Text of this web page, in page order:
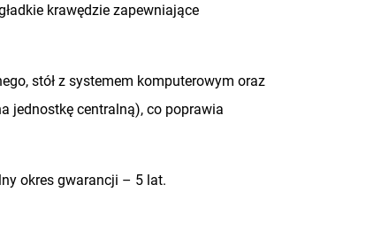
krawędzie zapewniające
stół z systemem komputerowym oraz
jednostkę centralną), co poprawia
okres gwarancji – 5 lat.